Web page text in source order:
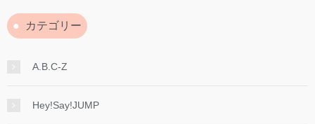
カテゴリー
A.B.C-Z
Hey!Say!JUMP